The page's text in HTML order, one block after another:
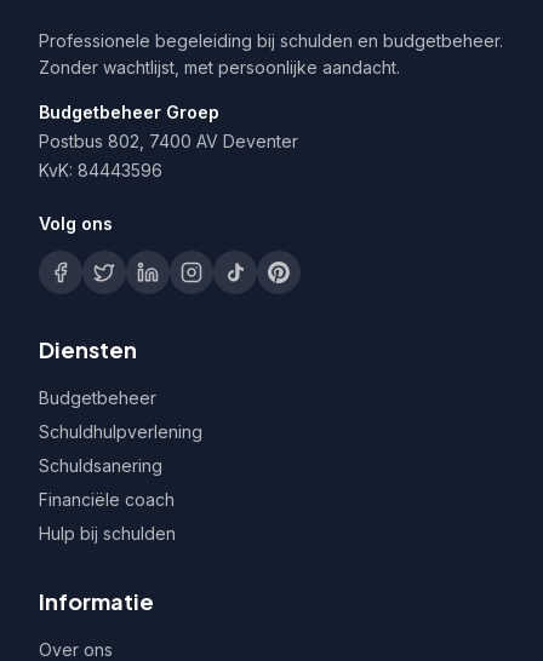
Professionele begeleiding bij schulden en budgetbeheer.
Zonder wachtlijst, met persoonlijke aandacht.
Budgetbeheer Groep
Postbus 802, 7400 AV Deventer
KvK: 84443596
Volg ons
Diensten
Budgetbeheer
Schuldhulpverlening
Schuldsanering
Financiële coach
Hulp bij schulden
Informatie
Over ons